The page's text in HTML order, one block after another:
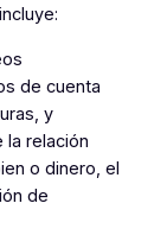
de cuenta
y
relación
o dinero, el
de